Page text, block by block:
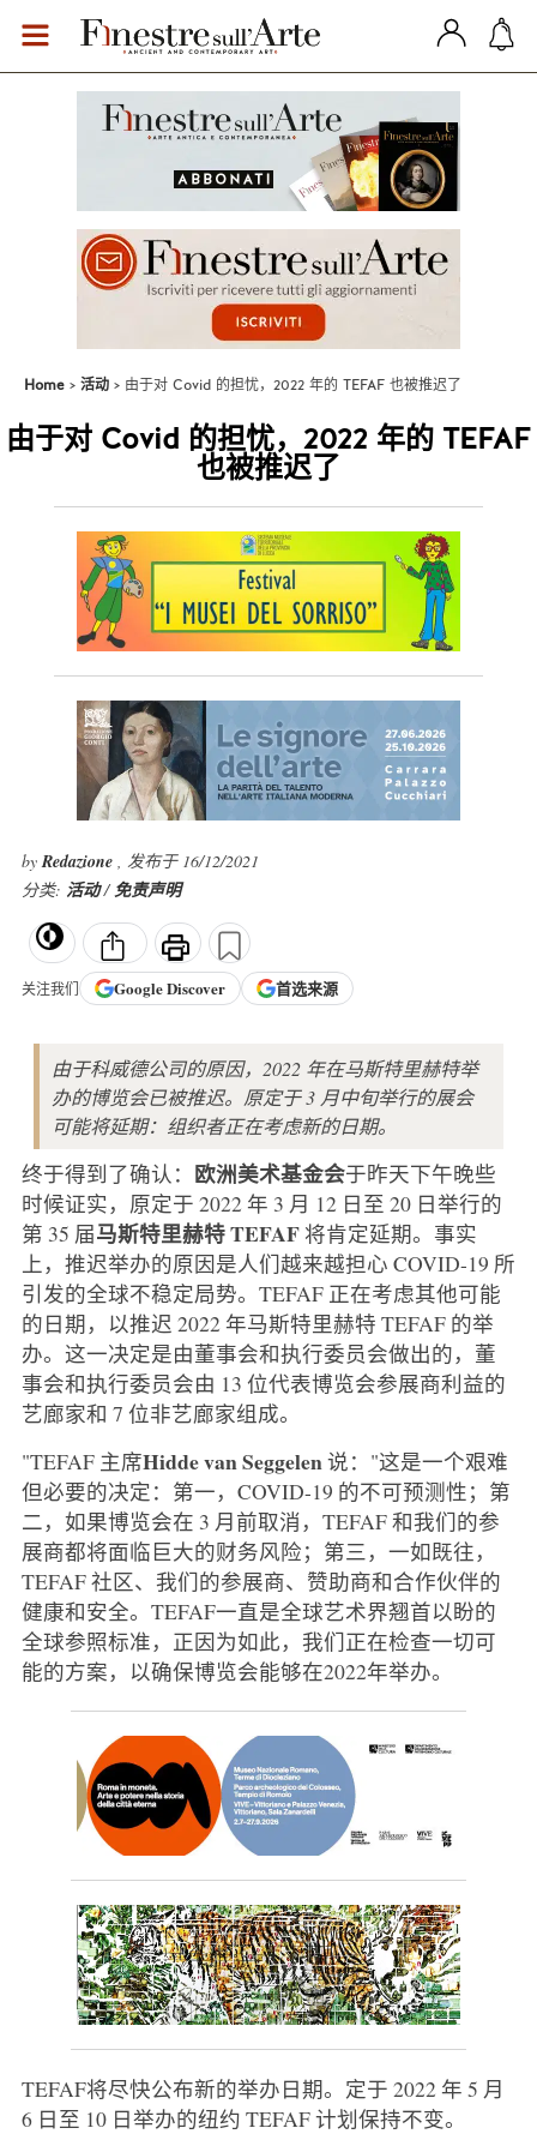
Home 活动 由于对 Covid 的担忧，2022 年的 TEFAF 也被推迟了
由于对 Covid 的担忧，2022 年的 TEFAF
也被推迟了
byRedazione , 发布于 16/12/2021
分类: 活动/免责声明
关注我们 GoogleDiscover 首选来源
由于科威德公司的原因，2022 年在马斯特里赫特举
办的博览会已被推迟。原定于 3 月中旬举行的展会
可能将延期：组织者正在考虑新的日期。
终于得到了确认： 欧洲美术基金会于昨天下午晚些
时候证实，原定于 2022 年 3 月 12 日至 20 日举行的
第 35 届马斯特里赫特 TEFAF将肯定延期。事实
上，推迟举办的原因是人们越来越担心 COVID-19 所
引发的全球不稳定局势。TEFAF 正在考虑其他可能
的日期，以推迟 2022 年马斯特里赫特 TEFAF 的举
办。这一决定是由董事会和执行委员会做出的，董
事会和执行委员会由 13 位代表博览会参展商利益的
艺廊家和 7 位非艺廊家组成。
"TEFAF 主席Hidde van Seggelen说："这是一个艰难
但必要的决定：第一，COVID-19 的不可预测性；第
二，如果博览会在 3 月前取消，TEFAF 和我们的参
展商都将面临巨大的财务风险；第三，一如既往，
TEFAF 社区、我们的参展商、赞助商和合作伙伴的
健康和安全。TEFAF一直是全球艺术界翘首以盼的
全球参照标准，正因为如此，我们正在检查一切可
能的方案，以确保博览会能够在2022年举办。
TEFAF将尽快公布新的举办日期。定于 2022 年 5 月
6 日至 10 日举办的纽约 TEFAF 计划保持不变。